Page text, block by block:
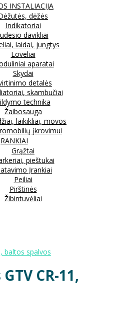
INSTALIACIJA
dėžės
Indikatoriai
davikliai
laidai, jungtys
Loveliai
aparatai
Skydai
detalės
skambučiai
technika
Žaibosauga
laikikliai, movos
įkrovimui
Grąžtai
pieštukai
Įrankiai
Peiliai
Pirštinės
Žibintuvėliai
baltos spalvos
CR-11,